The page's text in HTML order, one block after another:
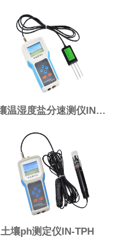
土壤温湿度盐分速测仪IN-WSY
土壤ph测定仪IN-TPH